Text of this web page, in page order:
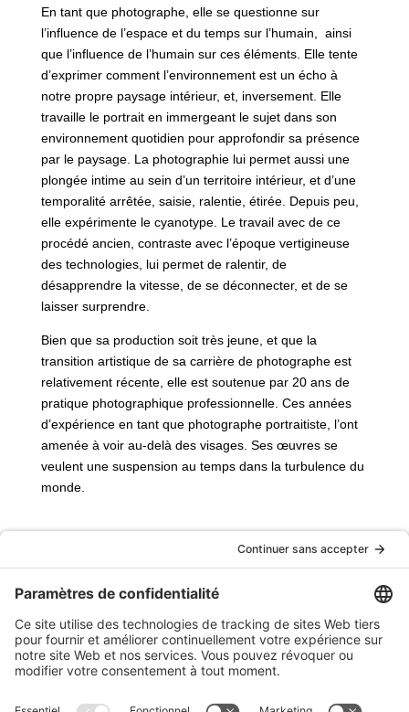
En tant que photographe, elle se questionne sur
l’influence de l’espace et du temps sur l’humain, ainsi
que l’influence de l’humain sur ces éléments. Elle tente
d’exprimer comment l’environnement est un écho à
notre propre paysage intérieur, et, inversement. Elle
travaille le portrait en immergeant le sujet dans son
environnement quotidien pour approfondir sa présence
par le paysage. La photographie lui permet aussi une
plongée intime au sein d’un territoire intérieur, et d’une
temporalité arrêtée, saisie, ralentie, étirée. Depuis peu,
elle expérimente le cyanotype. Le travail avec de ce
procédé ancien, contraste avec l’époque vertigineuse
des technologies, lui permet de ralentir, de
désapprendre la vitesse, de se déconnecter, et de se
laisser surprendre.
Bien que sa production soit très jeune, et que la
transition artistique de sa carrière de photographe est
relativement récente, elle est soutenue par 20 ans de
pratique photographique professionnelle. Ces années
d’expérience en tant que photographe portraitiste, l’ont
amenée à voir au-delà des visages. Ses œuvres se
veulent une suspension au temps dans la turbulence du
monde.